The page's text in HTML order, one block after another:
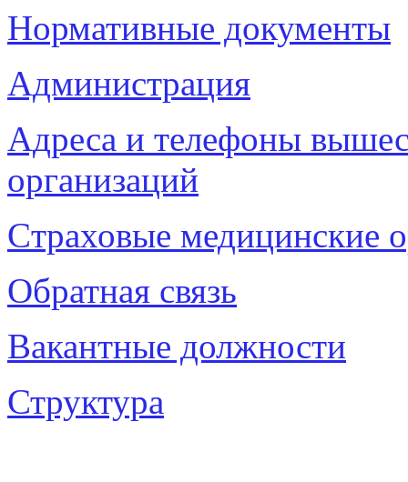
Нормативные документы
Администрация
Адреса и телефоны
организаций
Cтраховые медицинские
Обратная связь
Вакантные должности
Структура